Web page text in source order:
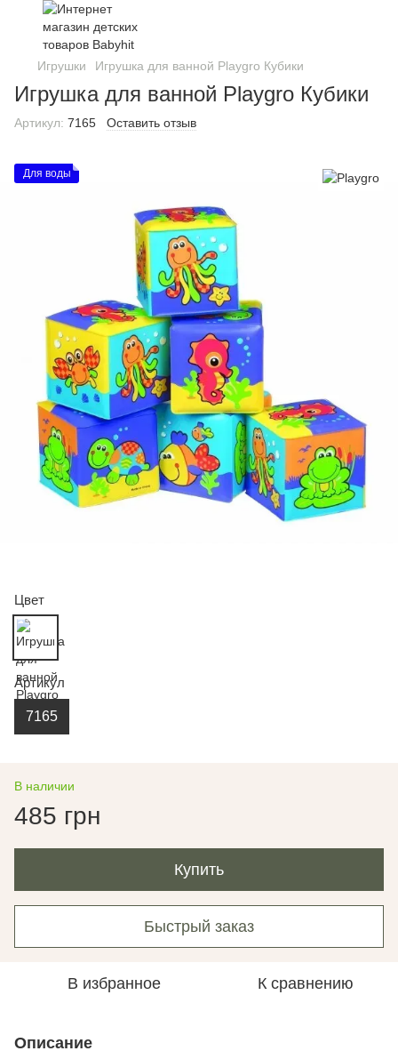
Игрушки Игрушка для ванной Playgro Кубики
Игрушка для ванной Playgro Кубики
Артикул: 7165 Оставить отзыв
Для воды
Цвет
Артикул
7165
В наличии
485 грн
Купить
Быстрый заказ
В избранное К сравнению
Описание